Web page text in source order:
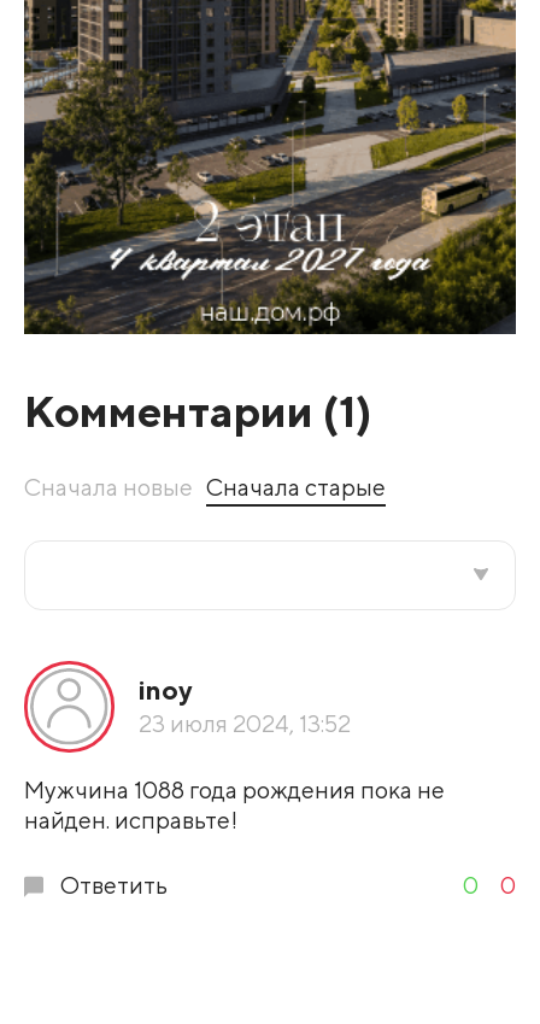
Комментарии (1)
Сначала новые Сначала старые
По рейтингу
Развернуть все
inoy
23 июля 2024, 13:52
Мужчина 1088 года рождения пока не
найден. исправьте!
Ответить 0 0